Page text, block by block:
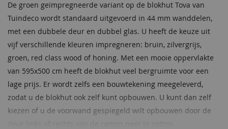
Impregneervloeistof
honing, 2,5L
37,95
Beglazing
Extra informatie
Deze blokhut heeft wind- en
waterdichte hoekverbindingen
Lengte
75 cm
Kleur
Groen geïmpregneerd, geschaafd,
gedroogd vuren
De groen geïmpregneerde variant op de blokhut Tova van
Tuindeco wordt standaard uitgevoerd in 44 mm wanddelen,
met een dubbele deur en dubbel glas. U heeft de keuze uit
vijf verschillende kleuren impregneren: bruin, zilvergrijs,
groen, red class wood of honing. Met een mooie oppervlakte
van 595x500 cm heeft de blokhut veel bergruimte voor een
lage prijs. Er wordt zelfs een bouwtekening meegeleverd,
zodat u de blokhut ook zelf kunt opbouwen. U kunt dan zelf
kiezen of u de voorwand gespiegeld wilt opbouwen door de